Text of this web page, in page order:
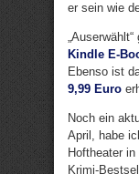
er sein wie
Kindle E-
Ebenso ist
9,99 Euro
Noch ein
April, habe
Hoftheater
Krimi-